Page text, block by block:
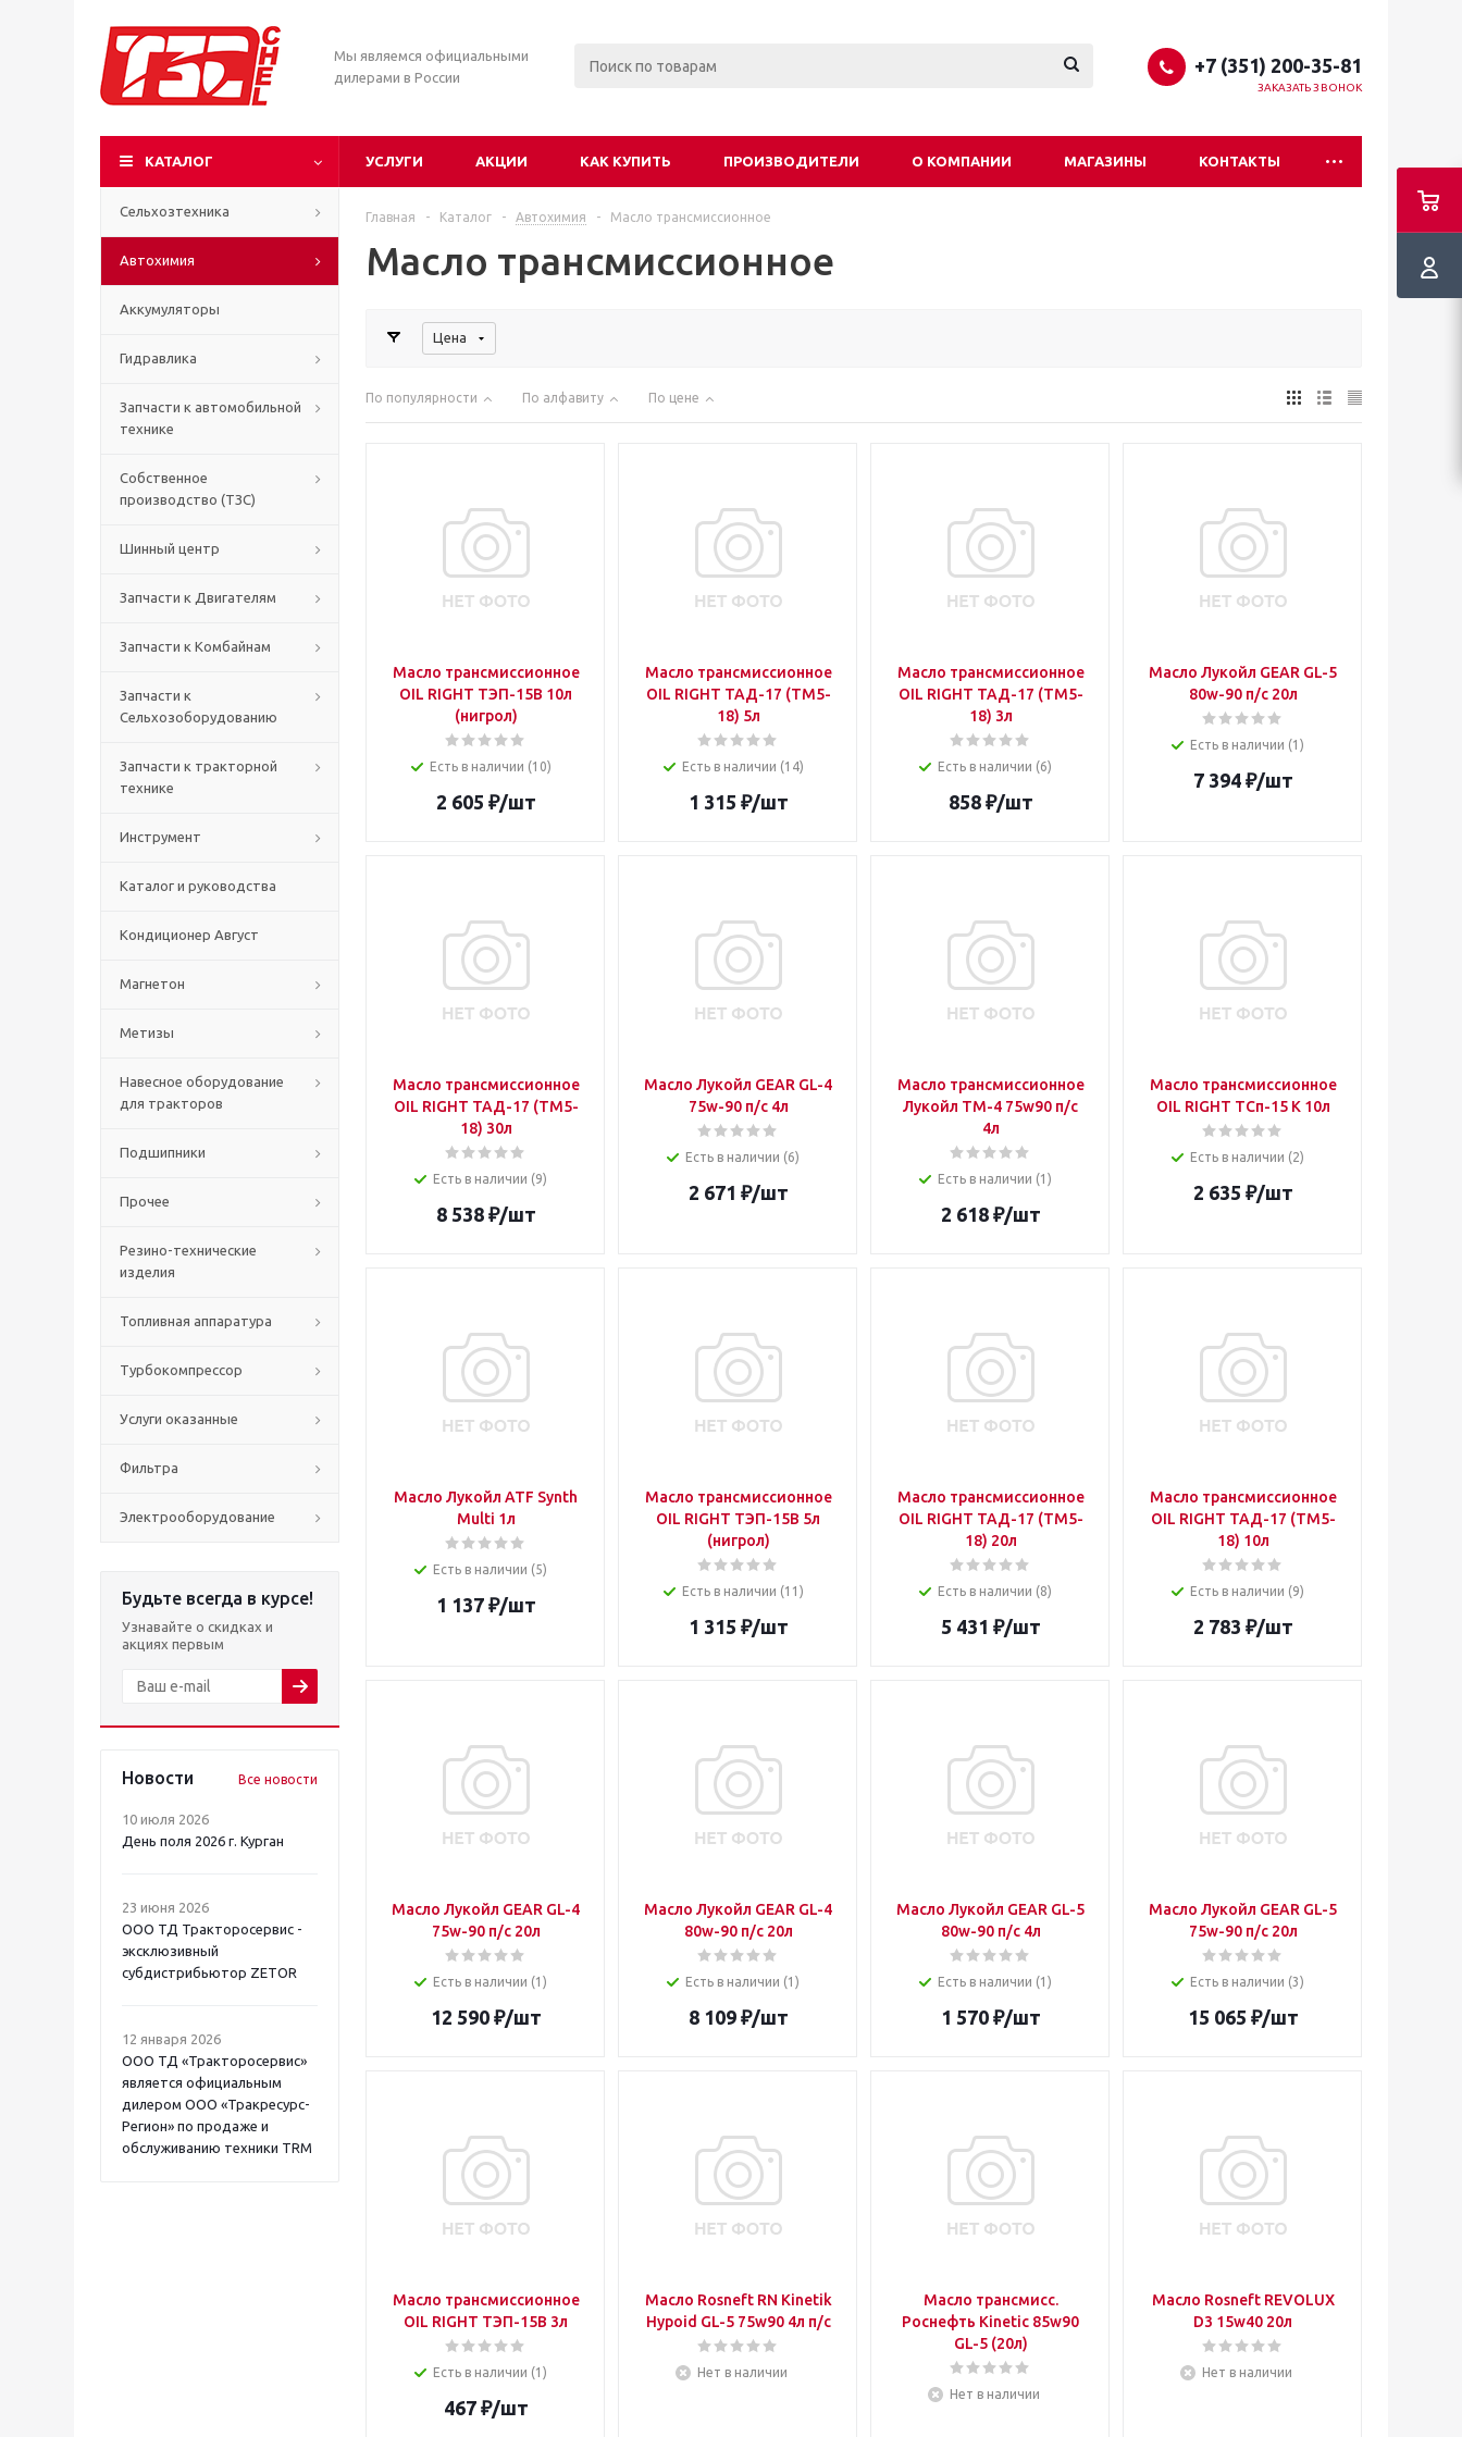
Мы являемся официальными
дилерами в России
+7 (351) 200-35-81
ЗАКАЗАТЬ ЗВОНОК
КАТАЛОГ УСЛУГИ АКЦИИ КАК КУПИТЬ ПРОИЗВОДИТЕЛИ О КОМПАНИИ МАГАЗИНЫ КОНТАКТЫ
Сельхозтехника
Автохимия
Аккумуляторы
Гидравлика
Запчасти к автомобильной
технике
Собственное
производство (ТЗС)
Шинный центр
Запчасти к Двигателям
Запчасти к Комбайнам
Запчасти к
Сельхозоборудованию
Запчасти к тракторной
технике
Инструмент
Каталог и руководства
Кондиционер Август
Магнетон
Метизы
Навесное оборудование
для тракторов
Подшипники
Прочее
Резино-технические
изделия
Топливная аппаратура
Турбокомпрессор
Услуги оказанные
Фильтра
Электрооборудование
Будьте всегда в курсе!
Узнавайте о скидках и
акциях первым
Новости Все новости
10 июля 2026
День поля 2026 г. Курган
23 июня 2026
ООО ТД Тракторосервис -
эксклюзивный
субдистрибьютор ZETOR
12 января 2026
ООО ТД «Тракторосервис»
является официальным
дилером ООО «Тракресурс-
Регион» по продаже и
обслуживанию техники TRM
Главная - Каталог - Автохимия - Масло трансмиссионное
Масло трансмиссионное
Цена
По популярности По алфавиту По цене
Масло трансмиссионное
OIL RIGHT ТЭП-15В 10л
(нигрол)
Есть в наличии (10)
2 605 ₽/шт
Масло трансмиссионное
OIL RIGHT ТАД-17 (ТМ5-
18) 5л
Есть в наличии (14)
1 315 ₽/шт
Масло трансмиссионное
OIL RIGHT ТАД-17 (ТМ5-
18) 3л
Есть в наличии (6)
858₽/шт
Масло Лукойл GEAR GL-5
80w-90 п/с 20л
Есть в наличии (1)
7 394₽/шт
Масло трансмиссионное
OIL RIGHT ТАД-17 (ТМ5-
18) 30л
Есть в наличии (9)
8 538₽/шт
Масло Лукойл GEAR GL-4
75w-90 п/с 4л
Есть в наличии (6)
2 671 ₽/шт
Масло трансмиссионное
Лукойл ТМ-4 75w90 п/с
4л
Есть в наличии (1)
2 618₽/шт
Масло трансмиссионное
OIL RIGHT ТСп-15 К 10л
Есть в наличии (2)
2 635 ₽/шт
Масло Лукойл ATF Synth
Multi 1л
Есть в наличии (5)
1 137₽/шт
Масло трансмиссионное
OIL RIGHT ТЭП-15В 5л
(нигрол)
Есть в наличии (11)
1 315 ₽/шт
Масло трансмиссионное
OIL RIGHT ТАД-17 (ТМ5-
18) 20л
Есть в наличии (8)
5 431 ₽/шт
Масло трансмиссионное
OIL RIGHT ТАД-17 (ТМ5-
18) 10л
Есть в наличии (9)
2 783 ₽/шт
Масло Лукойл GEAR GL-4
75w-90 п/с 20л
Есть в наличии (1)
12 590₽/шт
Масло Лукойл GEAR GL-4
80w-90 п/с 20л
Есть в наличии (1)
8 109₽/шт
Масло Лукойл GEAR GL-5
80w-90 п/с 4л
Есть в наличии (1)
1 570₽/шт
Масло Лукойл GEAR GL-5
75w-90 п/с 20л
Есть в наличии (3)
15 065 ₽/шт
Масло трансмиссионное
OIL RIGHT ТЭП-15В 3л
Есть в наличии (1)
467₽/шт
Масло Rosneft RN Kinetik
Hypoid GL-5 75w90 4л п/с
Нет в наличии
Масло трансмисс.
Роснефть Kinetic 85w90
GL-5 (20л)
Нет в наличии
Масло Rosneft REVOLUX
D3 15w40 20л
Нет в наличии